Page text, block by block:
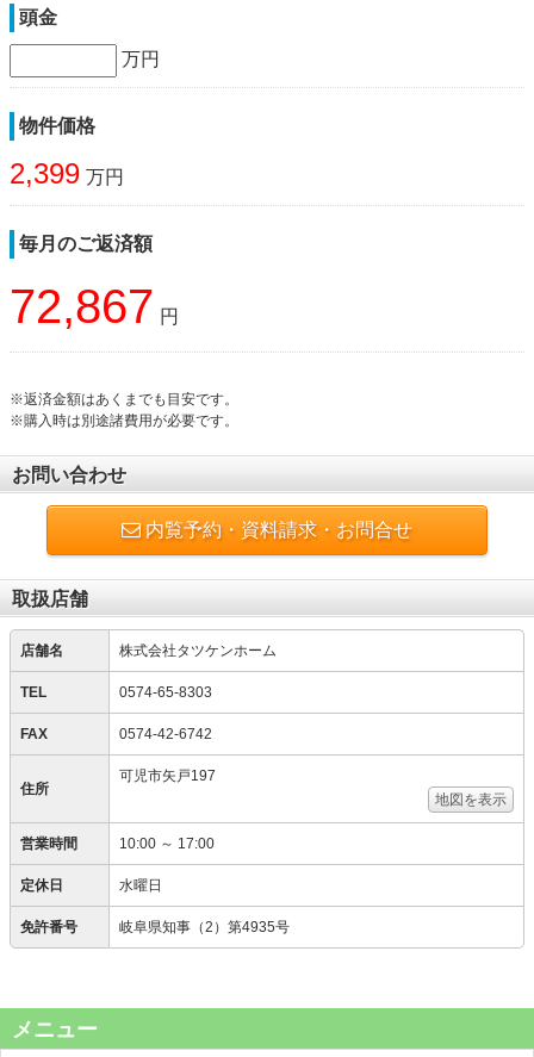
頭金
万円
物件価格
2,399 万円
毎月のご返済額
72,867 円
※返済金額はあくまでも目安です。
※購入時は別途諸費用が必要です。
お問い合わせ
内覧予約・資料請求・お問合せ
取扱店舗
店舗名 株式会社タツケンホーム
TEL 0574-65-8303
FAX 0574-42-6742
住所
可児市矢戸197
地図を表示
営業時間 10:00 ～ 17:00
定休日 水曜日
免許番号 岐阜県知事（2）第4935号
メニュー